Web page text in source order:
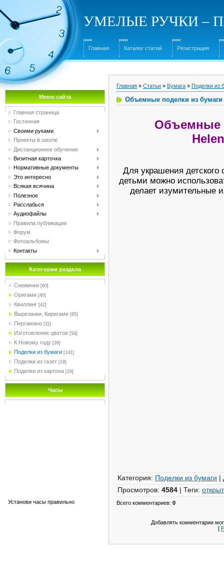
УМЕЛЫЕ РУЧКИ –
Главная Каталог статей Регистрация
Меню сайта
Главная страница
Гостинная
Своими руками
Проекты в школе
Дистанционное обучение
Визитная карточка
Нормативные документы
Это интересно
Всякая всячина
Полезное
Расслабься
Аудиофайлы
Правила публикации
Форум
Фотоальбомы
Контакты
Категории раздела
Снежинки [60]
Оригами [40]
Квиллинг [42]
Вырезанки, Киригами [85]
Пергамано [11]
Изготовление цветов [54]
К Новому году [26]
Поделки из бумаги [141]
Поделки из газет [19]
Поделки из картона [29]
Часы
Установи часы правильно
Главная » Статьи » Бумага » Поделки из
Объемные поделки из бумаги
Объемные
Для украшения
детьми можно
делает изумительные
Категория: Поделки из бумаги |
Просмотров: 4584 | Теги:
Всего комментариев: 0
Добавлять комментарии
[